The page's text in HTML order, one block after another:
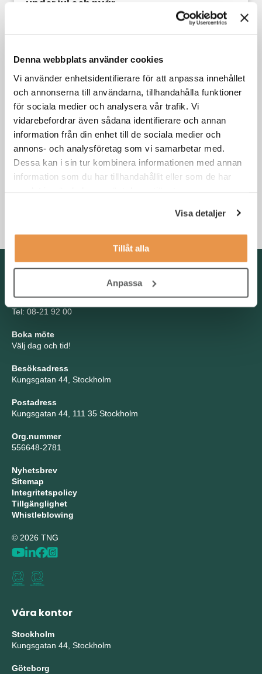
Denna webbplats använder cookies
Vi använder enhetsidentifierare för att anpassa innehållet
och annonserna till användarna, tillhandahålla funktioner
för sociala medier och analysera vår trafik. Vi
vidarebefordrar även sådana identifierare och annan
information från din enhet till de sociala medier och
annons- och analysföretag som vi samarbetar med.
Dessa kan i sin tur kombinera informationen med annan
information som du har tillhandahållit eller som de har
Visa detaljer
Tillåt alla
Anpassa
under jul och nyår
3 skäl till att byta jobb i kristider
Kontakta oss
info@tng.se
Tel: 08-21 92 00
Boka möte
Välj dag och tid!
Besöksadress
Kungsgatan 44, Stockholm
Postadress
Kungsgatan 44, 111 35 Stockholm
Org.nummer
556648-2781
Nyhetsbrev
Sitemap
Integritetspolicy
Tillgänglighet
Whistleblowing
© 2026 TNG
Våra kontor
Stockholm
Kungsgatan 44, Stockholm
Göteborg